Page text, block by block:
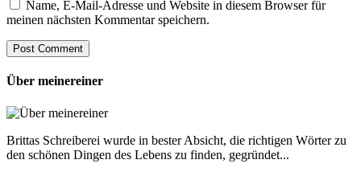
Name, E-Mail-Adresse und Website in diesem Browser für
meinen nächsten Kommentar speichern.
Über meinereiner
Brittas Schreiberei wurde in bester Absicht, die richtigen Wörter zu
den schönen Dingen des Lebens zu finden, gegründet...